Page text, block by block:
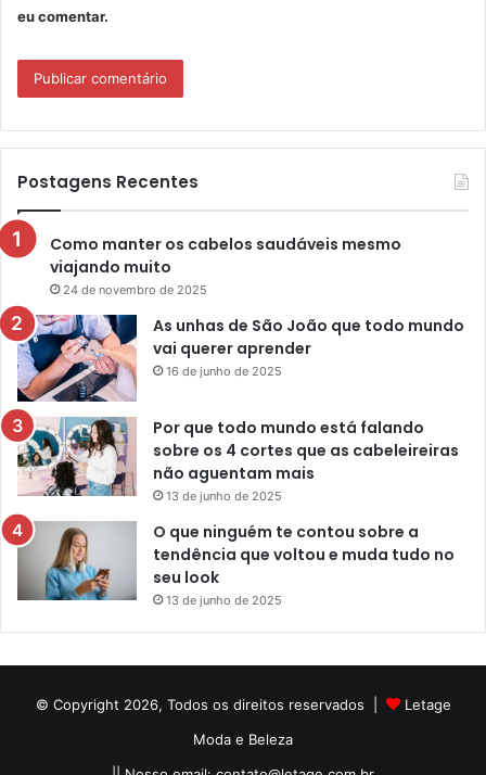
eu comentar.
Postagens Recentes
Como manter os cabelos saudáveis mesmo
viajando muito
24 de novembro de 2025
As unhas de São João que todo mundo
vai querer aprender
16 de junho de 2025
Por que todo mundo está falando
sobre os 4 cortes que as cabeleireiras
não aguentam mais
13 de junho de 2025
O que ninguém te contou sobre a
tendência que voltou e muda tudo no
seu look
13 de junho de 2025
© Copyright 2026, Todos os direitos reservados |
Letage
Moda e Beleza